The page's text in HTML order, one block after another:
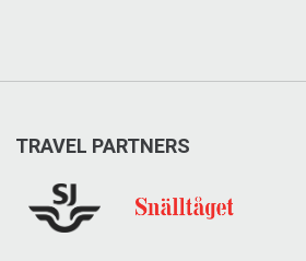
TRAVEL PARTNERS